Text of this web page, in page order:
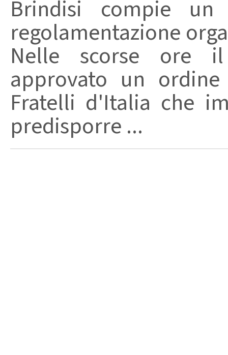
Brindisi compie
regolamentazione
Nelle scorse ore
approvato un
Fratelli d'Italia che
predisporre ...